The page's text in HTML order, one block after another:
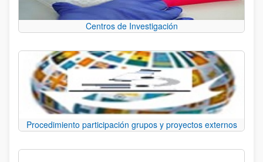
Centros de Investigación
Procedimiento participación grupos y proyectos externos